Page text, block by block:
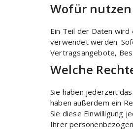
Wofür
Ein Teil der Daten
verwendet werden.
Vertragsangebote,
Welche
Sie haben jederzeit
haben außerdem ein
Sie diese Einwilligung
Ihrer